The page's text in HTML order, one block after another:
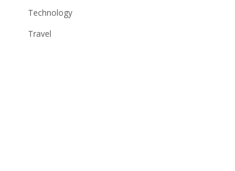
Technology
Travel